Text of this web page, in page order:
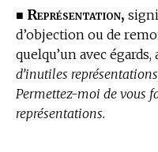
■ Représentation,
d’objection ou de
quelqu’un avec égards,
d’inutiles
Permettez-moi de vous
représentations.